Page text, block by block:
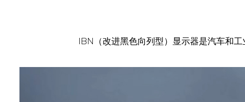
IBN（改进黑色向列型）显示器是汽车和